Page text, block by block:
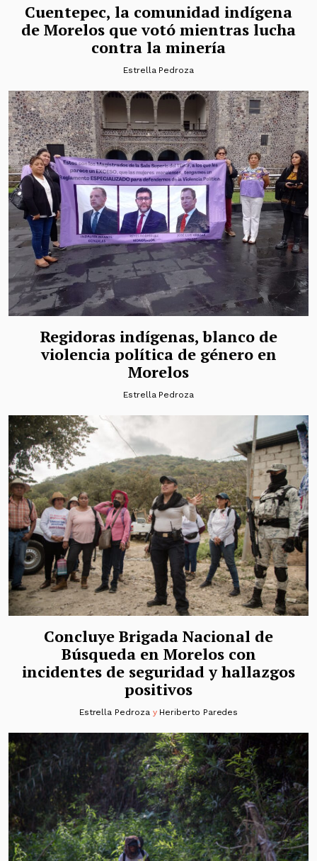
Cuentepec, la comunidad indígena
de Morelos que votó mientras lucha
contra la minería
Estrella Pedroza
Regidoras indígenas, blanco de
violencia política de género en
Morelos
Estrella Pedroza
Concluye Brigada Nacional de
Búsqueda en Morelos con
incidentes de seguridad y hallazgos
positivos
Estrella Pedroza y Heriberto Paredes